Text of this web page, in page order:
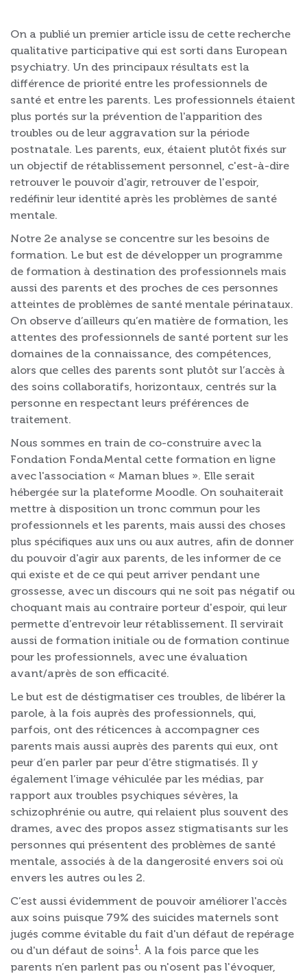
On a publié un premier article issu de cette recherche
qualitative participative qui est sorti dans European
psychiatry. Un des principaux résultats est la
différence de priorité entre les professionnels de
santé et entre les parents. Les professionnels étaient
plus portés sur la prévention de l'apparition des
troubles ou de leur aggravation sur la période
postnatale. Les parents, eux, étaient plutôt fixés sur
un objectif de rétablissement personnel, c'est-à-dire
retrouver le pouvoir d'agir, retrouver de l'espoir,
redéfinir leur identité après les problèmes de santé
mentale.
Notre 2e analyse se concentre sur les besoins de
formation. Le but est de développer un programme
de formation à destination des professionnels mais
aussi des parents et des proches de ces personnes
atteintes de problèmes de santé mentale périnataux.
On observe d’ailleurs qu’en matière de formation, les
attentes des professionnels de santé portent sur les
domaines de la connaissance, des compétences,
alors que celles des parents sont plutôt sur l’accès à
des soins collaboratifs, horizontaux, centrés sur la
personne en respectant leurs préférences de
traitement.
Nous sommes en train de co-construire avec la
Fondation FondaMental cette formation en ligne
avec l'association « Maman blues ». Elle serait
hébergée sur la plateforme Moodle. On souhaiterait
mettre à disposition un tronc commun pour les
professionnels et les parents, mais aussi des choses
plus spécifiques aux uns ou aux autres, afin de donner
du pouvoir d'agir aux parents, de les informer de ce
qui existe et de ce qui peut arriver pendant une
grossesse, avec un discours qui ne soit pas négatif ou
choquant mais au contraire porteur d'espoir, qui leur
permette d’entrevoir leur rétablissement. Il servirait
aussi de formation initiale ou de formation continue
pour les professionnels, avec une évaluation
avant/après de son efficacité.
Le but est de déstigmatiser ces troubles, de libérer la
parole, à la fois auprès des professionnels, qui,
parfois, ont des réticences à accompagner ces
parents mais aussi auprès des parents qui eux, ont
peur d’en parler par peur d’être stigmatisés. Il y
également l’image véhiculée par les médias, par
rapport aux troubles psychiques sévères, la
schizophrénie ou autre, qui relaient plus souvent des
drames, avec des propos assez stigmatisants sur les
personnes qui présentent des problèmes de santé
mentale, associés à de la dangerosité envers soi où
envers les autres ou les 2.
C’est aussi évidemment de pouvoir améliorer l'accès
aux soins puisque 79% des suicides maternels sont
jugés comme évitable du fait d'un défaut de repérage
ou d'un défaut de soins1 . A la fois parce que les
parents n’en parlent pas ou n'osent pas l'évoquer,